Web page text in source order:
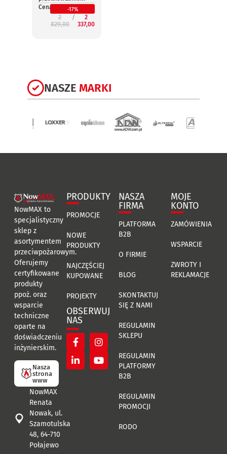
Cena:
-17%
2
829,00
2
337,00
NASZE MARKI
NowMAX to
specjalistyczny
sklep z
asortymentem
przeciwpożarowym.
Oferujemy
certyfikowane
produkty
ppoż. oraz
wsparcie
techniczne
oparte na
doświadczeniu
inżynierskim.
Nasza
strona
www
NowMAX
Renata
Nowak, ul.
Szamotulska
48, 64-710
Połajewo
PRODUKTY
PROMOCJE
NOWE
PRODUKTY
NAJCZĘŚCIEJ
KUPOWANE
PROJEKTY
OBSERWUJ
NAS
NASZA
FIRMA
PLATFORMA
B2B
O FIRMIE
BLOG
SKONTAKTUJ
SIĘ Z NAMI
REGULAMIN
SKLEPU
REGULAMIN
PLATFORMY
B2B
REGULAMIN
PROMOCJI
RODO
MOJE
KONTO
ZAMÓWIENIA
WSPARCIE
ZWROTY I
REKLAMACJE